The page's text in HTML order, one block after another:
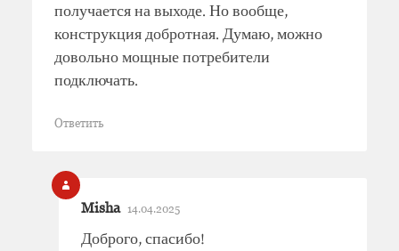
получается на выходе. Но вообще,
конструкция добротная. Думаю, можно
довольно мощные потребители
подключать.
Ответить
Misha 14.04.2025
Доброго, спасибо!